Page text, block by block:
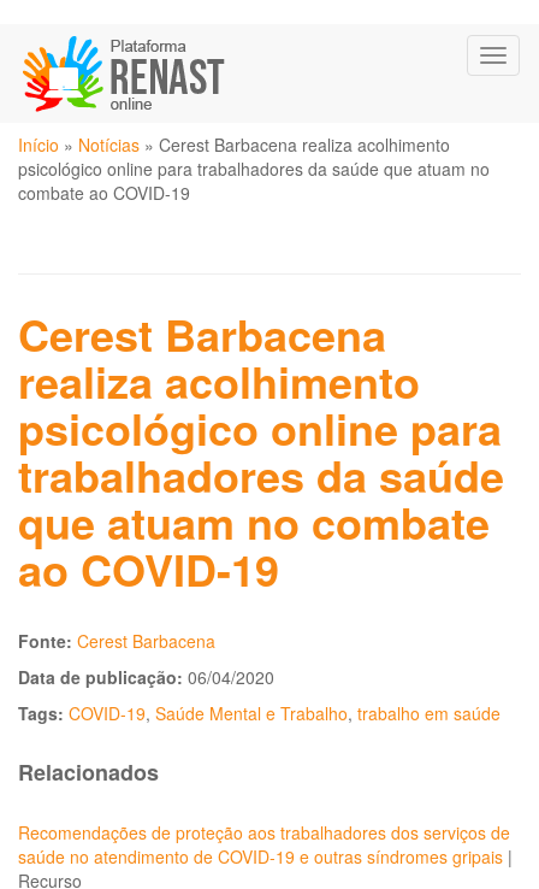
para
conteúdo
principal
Você
está
aqui
Início » Notícias » Cerest Barbacena realiza acolhimento
psicológico online para trabalhadores da saúde que atuam no
combate ao COVID-19
Cerest Barbacena
realiza acolhimento
psicológico online para
trabalhadores da saúde
que atuam no combate
ao COVID-19
Fonte: Cerest Barbacena
Data de publicação: 06/04/2020
Tags: COVID-19, Saúde Mental e Trabalho, trabalho em saúde
Relacionados
Recomendações de proteção aos trabalhadores dos serviços de
saúde no atendimento de COVID-19 e outras síndromes gripais |
Recurso